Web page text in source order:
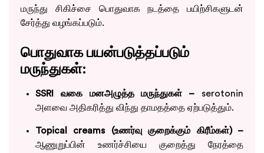
மருந்து சிகிச்சை பொதுவாக நடத்தை பயிற்சிகளுடன்
சேர்த்து வழங்கப்படும்.
பொதுவாக பயன்படுத்தப்படும்
மருந்துகள்:
SSRI வகை மனஅழுத்த மருந்துகள் – serotonin
அளவை அதிகரித்து விந்து தாமதத்தை ஏற்படுத்தும்.
Topical creams (உணர்வு குறைக்கும் கிரீம்கள்) –
ஆணுறுப்பின் உணர்ச்சியை குறைத்து நேரத்தை